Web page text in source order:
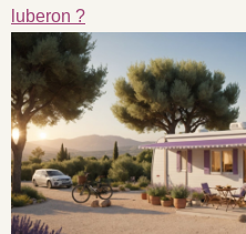
luberon ?